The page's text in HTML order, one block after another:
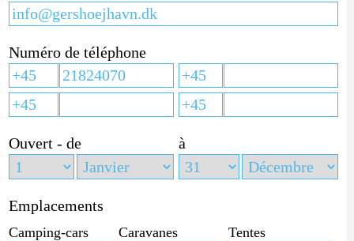
Numéro de téléphone
Ouvert - de à
Emplacements
Camping-cars Caravanes Tentes